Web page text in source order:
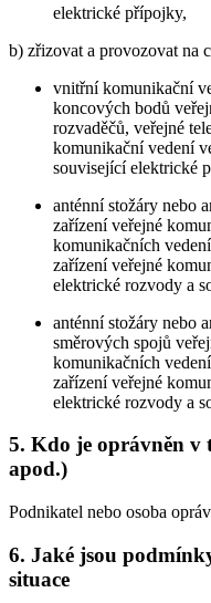
elektrické přípojky,
b) zřizovat a provozovat na
vnitřní komunikační
koncových bodů
rozvaděčů, veřejné
komunikační vedení
související elektrické
anténní stožáry nebo
zařízení veřejné
komunikačních
zařízení veřejné
elektrické rozvody a
anténní stožáry nebo
směrových spojů
komunikačních
zařízení veřejné
elektrické rozvody a
5. Kdo je oprávněn v
apod.)
Podnikatel nebo osoba
6. Jaké jsou
situace